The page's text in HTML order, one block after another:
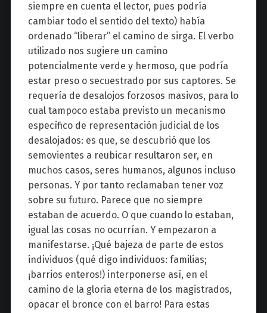
siempre en cuenta el lector, pues podría
cambiar todo el sentido del texto) había
ordenado “liberar” el camino de sirga. El verbo
utilizado nos sugiere un camino
potencialmente verde y hermoso, que podría
estar preso o secuestrado por sus captores. Se
requería de desalojos forzosos masivos, para lo
cual tampoco estaba previsto un mecanismo
específico de representación judicial de los
desalojados: es que, se descubrió que los
semovientes a reubicar resultaron ser, en
muchos casos, seres humanos, algunos incluso
personas. Y por tanto reclamaban tener voz
sobre su futuro. Parece que no siempre
estaban de acuerdo. O que cuando lo estaban,
igual las cosas no ocurrían. Y empezaron a
manifestarse. ¡Qué bajeza de parte de estos
individuos (qué digo individuos: familias;
¡barrios enteros!) interponerse así, en el
camino de la gloria eterna de los magistrados,
opacar el bronce con el barro! Para estas